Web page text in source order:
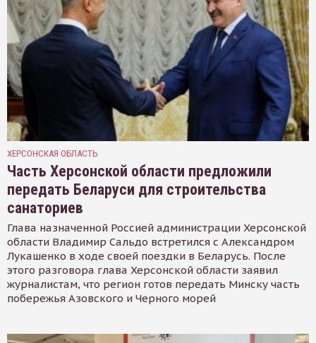
ХЕРСОНСКАЯ ОБЛАСТЬ
Часть Херсонской области предложили
передать Беларуси для строительства
санаториев
Глава назначенной Россией администрации Херсонской
области Владимир Сальдо встретился с Александром
Лукашенко в ходе своей поездки в Беларусь. После
этого разговора глава Херсонской области заявил
журналистам, что регион готов передать Минску часть
побережья Азовского и Черного морей